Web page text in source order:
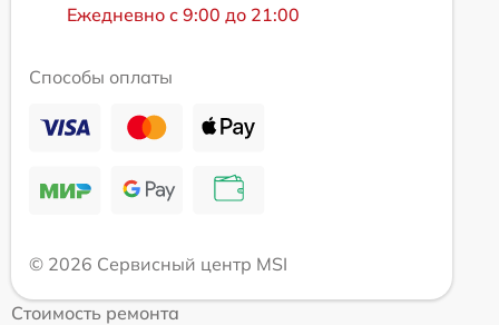
Ежедневно с 9:00 до 21:00
Способы оплаты
© 2026 Сервисный центр MSI
Стоимость ремонта